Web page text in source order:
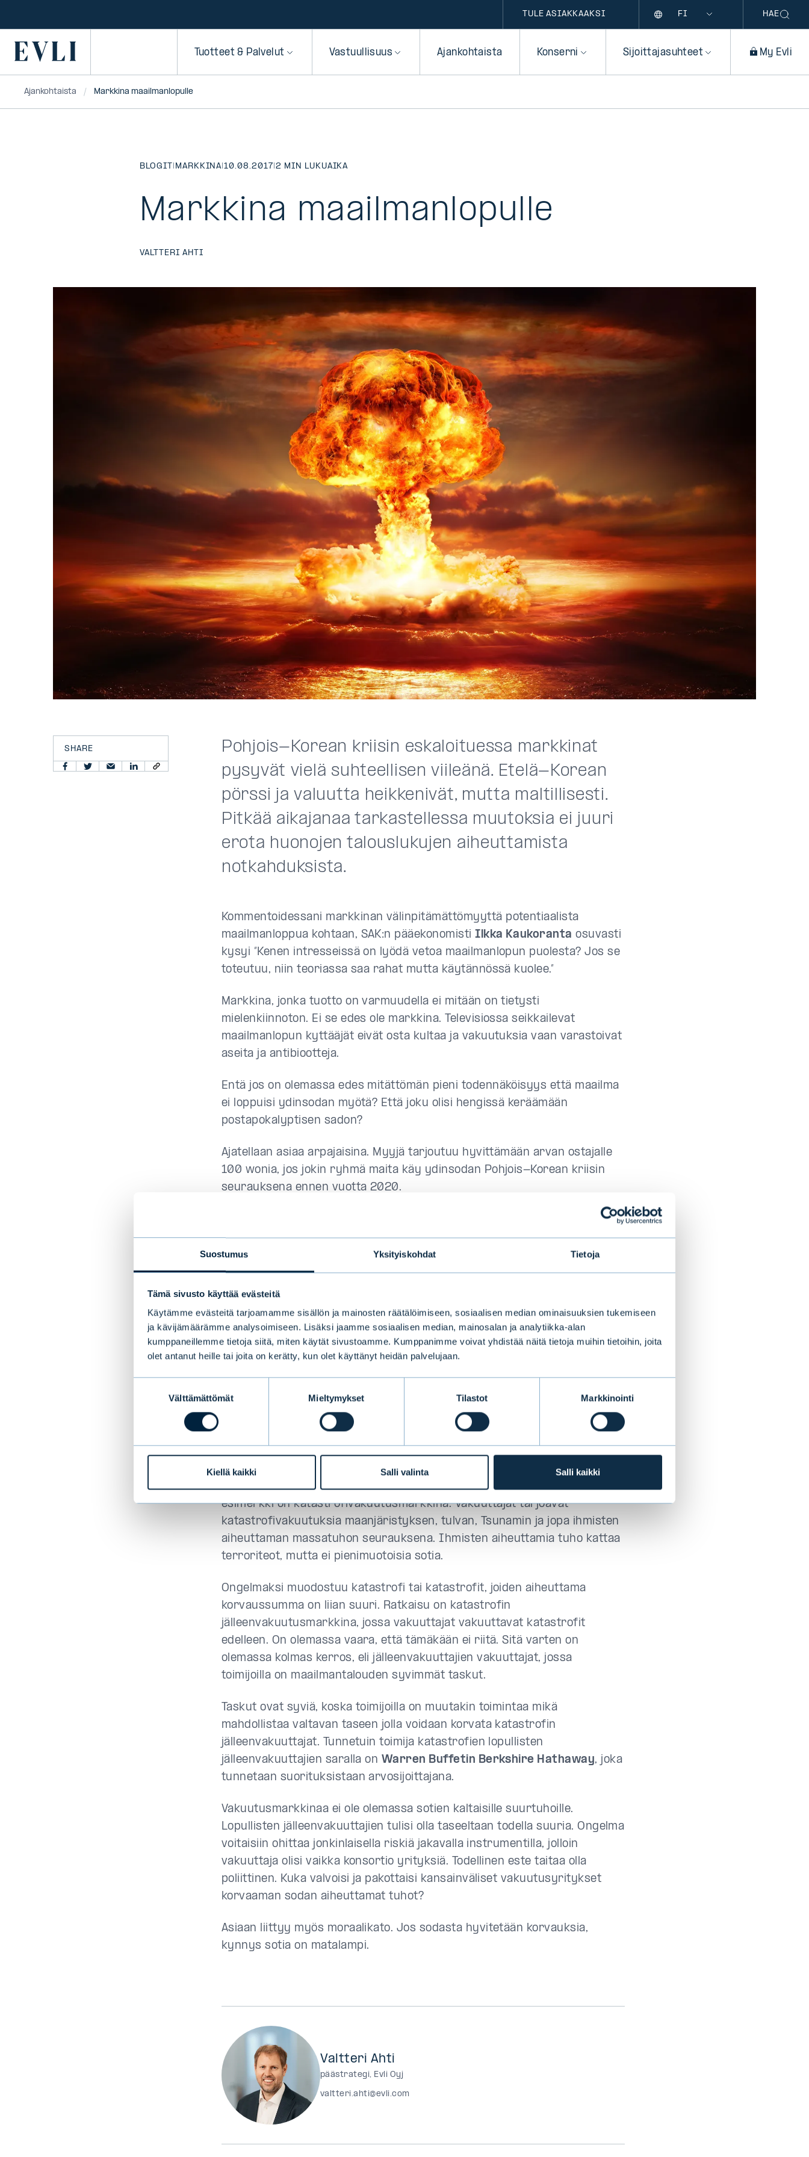
Suostumus Yksityiskohdat Tietoja
Tämä sivusto käyttää evästeitä
Käytämme evästeitä tarjoamamme sisällön ja mainosten räätälöimiseen, sosiaalisen median ominaisuuksien tukemiseen
ja kävijämäärämme analysoimiseen. Lisäksi jaamme sosiaalisen median, mainosalan ja analytiikka-alan
kumppaneillemme tietoja siitä, miten käytät sivustoamme. Kumppanimme voivat yhdistää näitä tietoja muihin tietoihin, joita
olet antanut heille tai joita on kerätty, kun olet käyttänyt heidän palvelujaan.
Välttämättömät Mieltymykset Tilastot Markkinointi
Kiellä kaikki Salli valinta Salli kaikki
TULE ASIAKKAAKSI HAE
Primary Tuotteet & Palvelut Vastuullisuus Ajankohtaista Konserni Sijoittajasuhteet My Evli
Ajankohtaista Markkina maailmanlopulle
BLOGIT | MARKKINA|10.08.2017|2 MIN LUKUAIKA
Markkina maailmanlopulle
VALTTERI AHTI
SHARE
Pohjois-Korean kriisin eskaloituessa markkinat
pysyvät vielä suhteellisen viileänä. Etelä-Korean
pörssi ja valuutta heikkenivät, mutta maltillisesti.
Pitkää aikajanaa tarkastellessa muutoksia ei juuri
erota huonojen talouslukujen aiheuttamista
notkahduksista.
Kommentoidessani markkinan välinpitämättömyyttä potentiaalista
maailmanloppua kohtaan, SAK:n pääekonomistiIlkka Kaukoranta osuvasti
kysyi ”Kenen intresseissä on lyödä vetoa maailmanlopun puolesta? Jos se
toteutuu, niin teoriassa saa rahat mutta käytännössä kuolee.”
Markkina, jonka tuotto on varmuudella ei mitään on tietysti
mielenkiinnoton. Ei se edes ole markkina. Televisiossa seikkailevat
maailmanlopun kyttääjät eivät osta kultaa ja vakuutuksia vaan varastoivat
aseita ja antibiootteja.
Entä jos on olemassa edes mitättömän pieni todennäköisyys että maailma
ei loppuisi ydinsodan myötä? Että joku olisi hengissä keräämään
postapokalyptisen sadon?
Ajatellaan asiaa arpajaisina. Myyjä tarjoutuu hyvittämään arvan ostajalle
100 wonia, jos jokin ryhmä maita käy ydinsodan Pohjois-Korean kriisin
seurauksena ennen vuotta 2020.
hänen näkemyksestään maailmanlopun todennäköisyydestä ja
postapokalyptisesta saldosta.
Jos on olemassa edes pieni mahdollisuus, että Tohtori Outolemmen
kaltainen tapahtumasarja ei tapahtuisi, on arvalla arvoa. Se voi olla wonin,
On ilmeistä, että arvalle olisi kysyntää. On vähemmän selvää, miksi kukaan
haluaisi myydä arpaa. Sillä jos konflikti ei tapahdu, niin myyjä voi joutua
sentillä arvan, joka korvaa 100 wonia.
Markkina on ratkaissut ongelman monistamalla itsensä. Luonnollinen
esimerkki on katastrofivakuutusmarkkina. Vakuuttajat tarjoavat
katastrofivakuutuksia maanjäristyksen, tulvan, Tsunamin ja jopa ihmisten
aiheuttaman massatuhon seurauksena. Ihmisten aiheuttamia tuho kattaa
terroriteot, mutta ei pienimuotoisia sotia.
Ongelmaksi muodostuu katastrofi tai katastrofit, joiden aiheuttama
korvaussumma on liian suuri. Ratkaisu on katastrofin
jälleenvakuutusmarkkina, jossa vakuuttajat vakuuttavat katastrofit
edelleen. On olemassa vaara, että tämäkään ei riitä. Sitä varten on
olemassa kolmas kerros, eli jälleenvakuuttajien vakuuttajat, jossa
toimijoilla on maailmantalouden syvimmät taskut.
Taskut ovat syviä, koska toimijoilla on muutakin toimintaa mikä
mahdollistaa valtavan taseen jolla voidaan korvata katastrofin
jälleenvakuuttajat. Tunnetuin toimija katastrofien lopullisten
jälleenvakuuttajien saralla on Warren Buffetin Berkshire Hathaway, joka
tunnetaan suorituksistaan arvosijoittajana.
Vakuutusmarkkinaa ei ole olemassa sotien kaltaisille suurtuhoille.
Lopullisten jälleenvakuuttajien tulisi olla taseeltaan todella suuria. Ongelma
voitaisiin ohittaa jonkinlaisella riskiä jakavalla instrumentilla, jolloin
vakuuttaja olisi vaikka konsortio yrityksiä. Todellinen este taitaa olla
poliittinen. Kuka valvoisi ja pakottaisi kansainväliset vakuutusyritykset
korvaaman sodan aiheuttamat tuhot?
Asiaan liittyy myös moraalikato. Jos sodasta hyvitetään korvauksia,
kynnys sotia on matalampi.
Valtteri Ahti
päästrategi, Evli Oyj
valtteri.ahti@evli.com